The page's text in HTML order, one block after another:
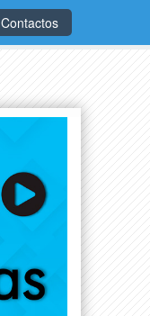
Contactos